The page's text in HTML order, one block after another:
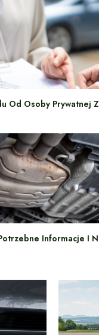
Od Osoby Prywatnej
Informacje I